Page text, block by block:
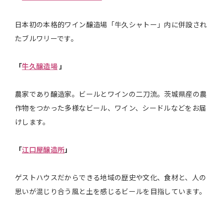
日本初の本格的ワイン醸造場「牛久シャトー」内に併設され
たブルワリーです。
「牛久醸造場 」
農家であり醸造家。ビールとワインの二刀流。茨城県産の農
作物をつかった多様なビール、ワイン、シードルなどをお届
けします。
「江口屋醸造所」
ゲストハウスだからできる地域の歴史や⽂化、食材と、人の
思いが混じり合う風と土を感じるビールを目指しています。